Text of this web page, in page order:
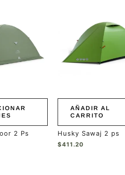
2 Ps
AÑADIR AL
CARRITO
Husky Sawaj 2 ps
$411.20